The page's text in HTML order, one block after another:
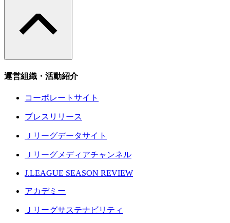
運営組織・活動紹介
コーポレートサイト
プレスリリース
Ｊリーグデータサイト
Ｊリーグメディアチャンネル
J.LEAGUE SEASON REVIEW
アカデミー
Ｊリーグサステナビリティ